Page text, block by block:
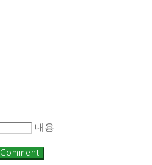
내용
Comment